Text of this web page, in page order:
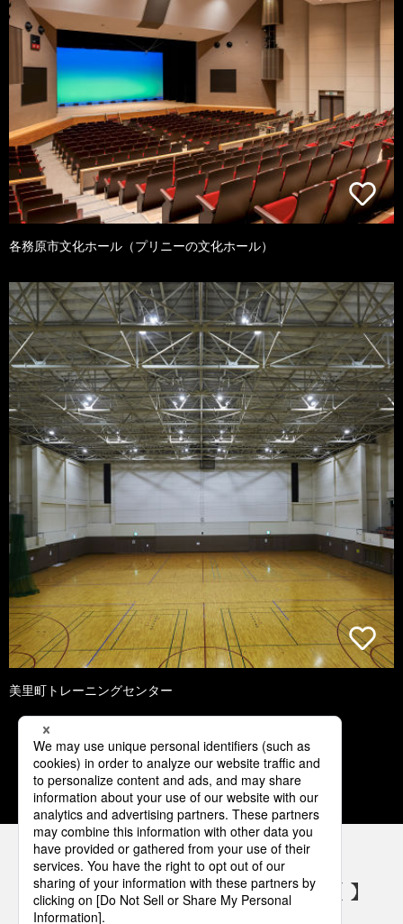
各務原市文化ホール（プリニーの文化ホール）
美里町トレーニングセンター
1 2 3 4 5
パナソニックの電気設備 SNSアカウント